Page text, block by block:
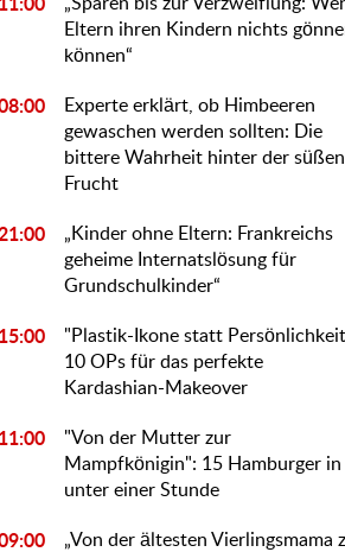
11:00
Eltern ihren Kindern nichts
können“
Experte erklärt, ob Himbeeren
gewaschen werden sollten: Die
bittere Wahrheit hinter der süßen
Frucht
„Kinder ohne Eltern: Frankreichs
geheime Internatslösung für
Grundschulkinder“
15:00
"Plastik-Ikone statt
10 OPs für das perfekte
Kardashian-Makeover
11:00
"Von der Mutter zur
Mampfkönigin": 15 Hamburger in
unter einer Stunde
„Von der ältesten Vierlingsmama